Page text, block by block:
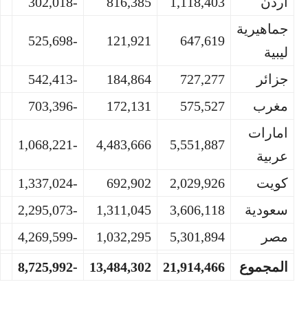
جماهيرية
ليبية
647,619
121,921
-525,698
جزائر 727,277
184,864
-542,413
مغرب
575,527
172,131
-703,396
امارات
عربية
5,551,887
4,483,666
-1,068,221
كويت 2,029,926
692,902
-1,337,024
سعودية
3,606,118
1,311,045
-2,295,073
مصر
5,301,894
1,032,295
-4,269,599
المجموع
21,914,466
13,484,302
-8,725,992